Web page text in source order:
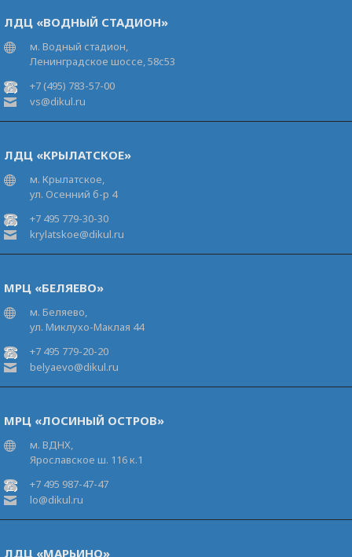
ЛДЦ «ВОДНЫЙ СТАДИОН»
м. Водный стадион,
Ленинградское шоссе, 58с53
+7 (495) 783-57-00
vs@dikul.ru
ЛДЦ «КРЫЛАТСКОЕ»
м. Крылатское,
ул. Осенний б-р 4
+7 495 779-30-30
krylatskoe@dikul.ru
МРЦ «БЕЛЯЕВО»
м. Беляево,
ул. Миклухо-Маклая 44
+7 495 779-20-20
belyaevo@dikul.ru
МРЦ «ЛОСИНЫЙ ОСТРОВ»
м. ВДНХ,
Ярославское ш. 116 к.1
+7 495 987-47-47
lo@dikul.ru
ЛДЦ «МАРЬИНО»